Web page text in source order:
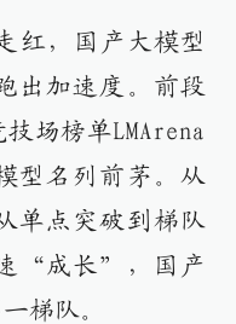
红，国产大模型
出加速度。前段
场榜单LMArena
型名列前茅。从
单点突破到梯队
“成长”，国产
梯队。